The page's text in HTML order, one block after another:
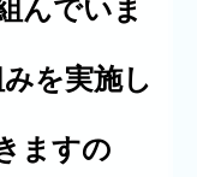
んでいま
を実施し
ますの